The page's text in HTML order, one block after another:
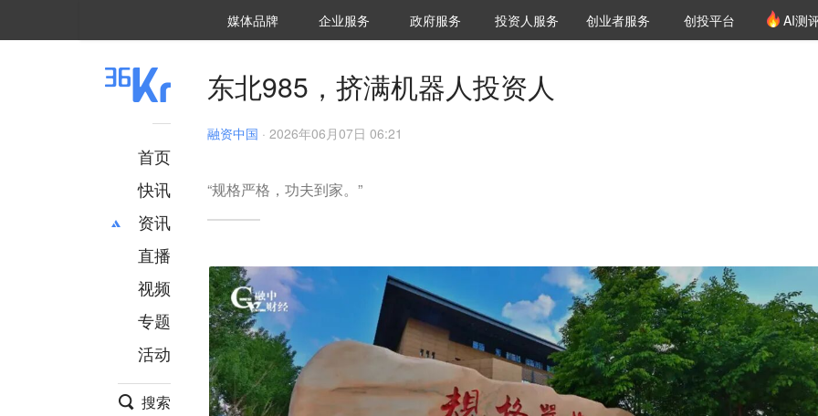
媒体品牌 36Kr研究院
企业服务 城市之窗
政府服务 VClub投资机构库
投资机构职位推介
投资人服务 创投氪堂
创业者服务 创投平台 AI测
首页
快讯
资讯
推荐
财经
项目推荐
安徽
直播
视频
专题
活动
搜索
东北985，挤满机器人投资人
融资中国 · 2026年06月07日 06:21
“规格严格，功夫到家。”